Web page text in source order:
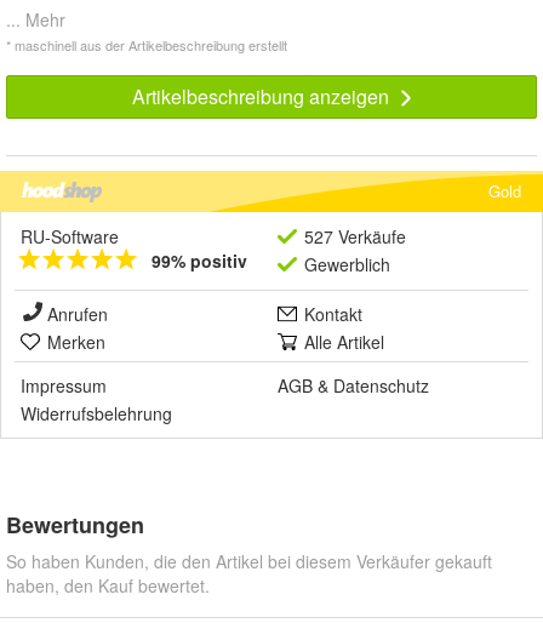
... Mehr
* maschinell aus der Artikelbeschreibung erstellt
Artikelbeschreibung anzeigen
Gold
RU-Software
99% positiv
527 Verkäufe
Gewerblich
Anrufen
Kontakt
Merken
Alle Artikel
Impressum
AGB & Datenschutz
Widerrufsbelehrung
Bewertungen
So haben Kunden, die den Artikel bei diesem Verkäufer gekauft
haben, den Kauf bewertet.